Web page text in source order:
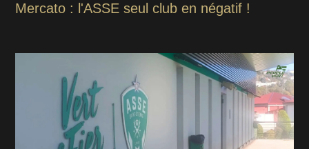
Mercato : l'ASSE seul club en négatif !